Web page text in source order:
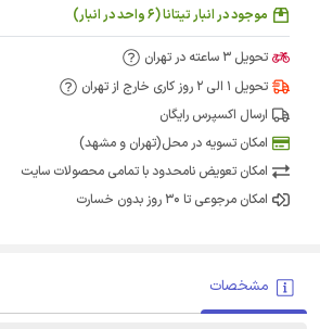
موجود در انبار تیتانا (6 واحد در انبار)
تحویل 3 ساعته در تهران
تحویل 1 الی 2 روز کاری خارج از تهران
ارسال اکسپرس رایگان
امکان تسویه در محل(تهران و مشهد)
امکان تعویض نامحدود با تمامی محصولات سایت
امکان مرجوعی تا 30 روز بدون خسارت
مشخصات